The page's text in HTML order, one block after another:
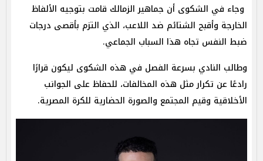
وجاء في الشكوى أن جماهير الزمالك قامت بتوجيه الألفاظ
الخارجة وأقبح الشتائم ضد اللاعب، الذي التزم بأقصى درجات
ضبط النفس تجاه هذا السباب الجماعي.
وطالب النادي بسرعة الفصل في هذه الشكوى ليكون قرارًا
رادعًا عن تكرار مثل هذه المخالفات، للحفاظ على الجوانب
الأخلاقية وقيم المجتمع والصورة الحضارية للكرة المصرية.